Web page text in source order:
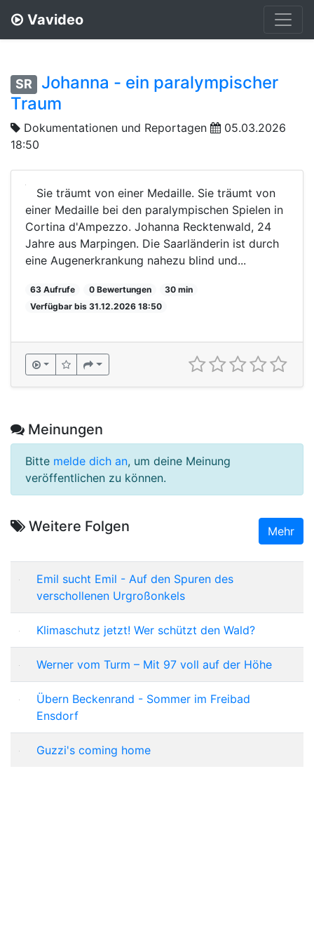
Vavideo
SR
Johanna - ein paralympischer
Traum
Dokumentationen und Reportagen
05.03.2026
18:50
Sie träumt von einer Medaille. Sie träumt von
einer Medaille bei den paralympischen Spielen in
Cortina d'Ampezzo. Johanna Recktenwald, 24
Jahre aus Marpingen. Die Saarländerin ist durch
eine Augenerkrankung nahezu blind und...
63 Aufrufe 0 Bewertungen
30 min
Verfügbar bis 31.12.2026 18:50
Meinungen
Bitte melde dich an, um deine Meinung
veröffentlichen zu können.
Weitere Folgen Mehr
Emil sucht Emil - Auf den Spuren des
verschollenen Urgroßonkels
Klimaschutz jetzt! Wer schützt den Wald?
Werner vom Turm – Mit 97 voll auf der Höhe
Übern Beckenrand - Sommer im Freibad
Ensdorf
Guzzi's coming home